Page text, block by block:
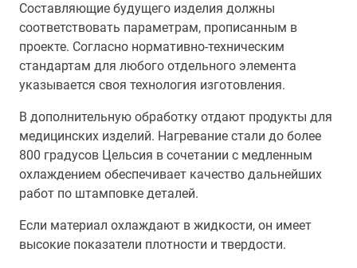
Составляющие будущего изделия должны
соответствовать параметрам, прописанным в
проекте. Согласно нормативно-техническим
стандартам для любого отдельного элемента
указывается своя технология изготовления.
В дополнительную обработку отдают продукты для
медицинских изделий. Нагревание стали до более
800 градусов Цельсия в сочетании с медленным
охлаждением обеспечивает качество дальнейших
работ по штамповке деталей.
Если материал охлаждают в жидкости, он имеет
высокие показатели плотности и твердости.